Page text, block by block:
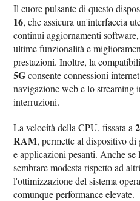
Il cuore pulsante di questo
16, che assicura un'interfaccia
continui aggiornamenti
ultime funzionalità e
prestazioni. Inoltre, la
5Gconsente connessioni
navigazione web e lo streaming
interruzioni.
La velocità della CPU, fissata a
RAM, permette al dispositivo
e applicazioni pesanti. Anche
sembrare modesta rispetto ad
l'ottimizzazione del sistema
comunque performance elevate.